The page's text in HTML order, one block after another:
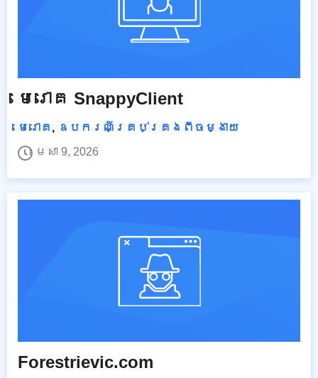
មេរោគ SnappyClient
មេរោគ , ឧបករណ៍គ្រប់គ្រងពីចម្ងាយ
មេសា 9, 2026
Forestrievic.com